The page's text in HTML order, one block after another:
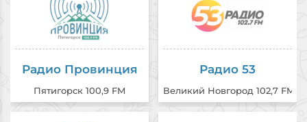
Радио Провинция
Пятигорск 100,9 FM
Радио 53
Великий Новгород 102,7 FM